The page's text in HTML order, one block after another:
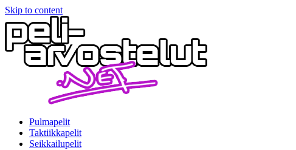
Skip to content
Pulmapelit
Taktiikkapelit
Seikkailupelit